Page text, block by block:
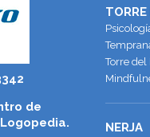
de
Torre del
NERJA